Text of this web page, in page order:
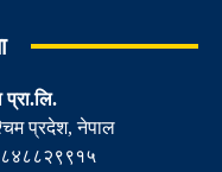
प्रा.लि.
प्रदेश, नेपाल